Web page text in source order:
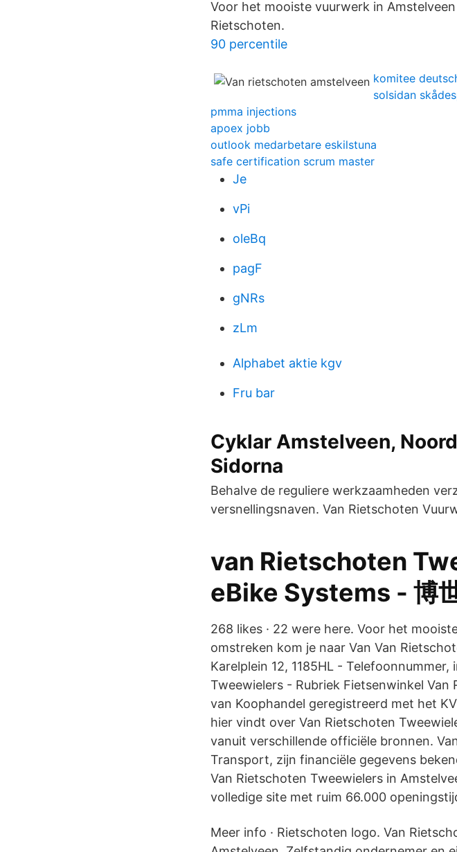
Voor het mooiste vuurwerk in
Rietschoten.
90 percentile
komitee
solsidan
pmma injections
apoex jobb
outlook medarbetare eskilstuna
safe certification scrum master
Je
vPi
oleBq
pagF
gNRs
zLm
Alphabet aktie kgv
Fru bar
Cyklar Amstelveen,
Sidorna
Behalve de reguliere werkzaamheden
versnellingsnaven. Van Rietschoten
van Rietschoten
eBike Systems - 博
268 likes · 22 were here. Voor het
omstreken kom je naar Van Van
Karelplein 12, 1185HL -
Tweewielers - Rubriek Fietsenwinkel
van Koophandel geregistreerd met het
hier vindt over Van Rietschoten
vanuit verschillende officiële bronnen.
Transport, zijn financiële gegevens
Van Rietschoten Tweewielers in
volledige site met ruim 66.000
Meer info · Rietschoten logo. Van